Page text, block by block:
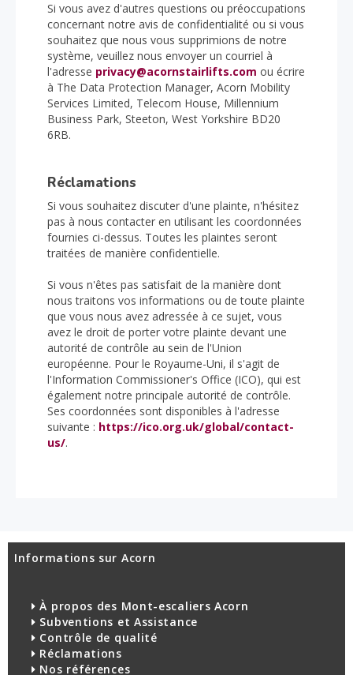
Si vous avez d'autres questions ou préoccupations
concernant notre avis de confidentialité ou si vous
souhaitez que nous vous supprimions de notre
système, veuillez nous envoyer un courriel à
l'adresse privacy@acornstairlifts.com ou écrire
à The Data Protection Manager, Acorn Mobility
Services Limited, Telecom House, Millennium
Business Park, Steeton, West Yorkshire BD20
6RB.
Réclamations
Si vous souhaitez discuter d'une plainte, n'hésitez
pas à nous contacter en utilisant les coordonnées
fournies ci-dessus. Toutes les plaintes seront
traitées de manière confidentielle.
Si vous n'êtes pas satisfait de la manière dont
nous traitons vos informations ou de toute plainte
que vous nous avez adressée à ce sujet, vous
avez le droit de porter votre plainte devant une
autorité de contrôle au sein de l'Union
européenne. Pour le Royaume-Uni, il s'agit de
l'Information Commissioner's Office (ICO), qui est
également notre principale autorité de contrôle.
Ses coordonnées sont disponibles à l'adresse
suivante : https://ico.org.uk/global/contact-
us/.
Informations sur Acorn
À propos des Mont-escaliers Acorn
Subventions et Assistance
Contrôle de qualité
Réclamations
Nos références